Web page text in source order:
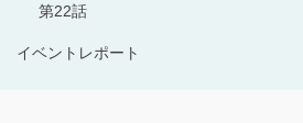
第22話
イベントレポート